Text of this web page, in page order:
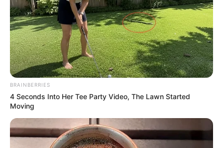
Facebook
Twitter
Pinterest
Share
BRAINBERRIES
4 Seconds Into Her Tee Party Video, The Lawn Started
Moving